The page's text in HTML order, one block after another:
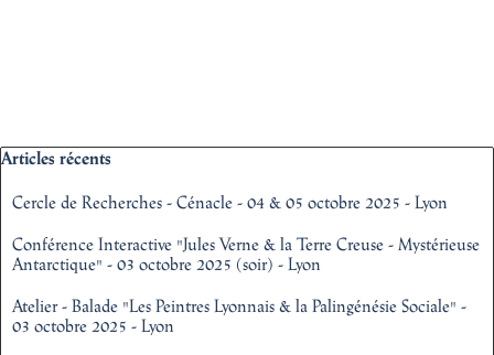
Sauter le bloc Articles récents
Articles récents
Cercle de Recherches - Cénacle - 04 & 05 octobre 2025 - Lyon
Conférence Interactive "Jules Verne & la Terre Creuse - Mystérieuse
Antarctique" - 03 octobre 2025 (soir) - Lyon
Atelier - Balade "Les Peintres Lyonnais & la Palingénésie Sociale" -
03 octobre 2025 - Lyon